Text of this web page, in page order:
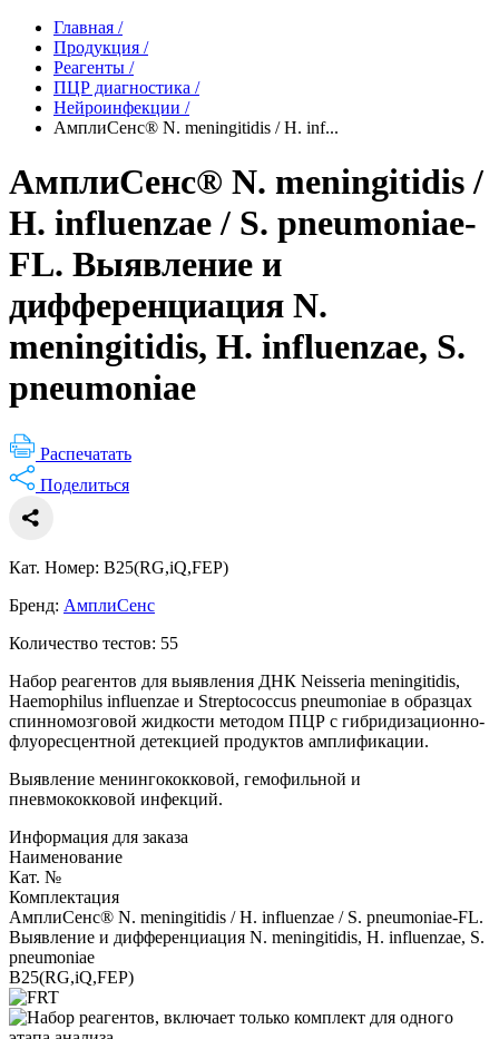
Главная /
Продукция /
Реагенты /
ПЦР диагностика /
Нейроинфекции /
АмплиСенс® N. meningitidis / H. inf...
АмплиСенс® N. meningitidis /
H. influenzae / S. pneumoniae-
FL. Выявление и
дифференциация N.
meningitidis, H. influenzae, S.
pneumoniae
Распечатать
Поделиться
Кат. Номер: B25(RG,iQ,FEP)
Бренд: АмплиСенс
Количество тестов: 55
Набор реагентов для выявления ДНК Neisseria meningitidis,
Haemophilus influenzae и Streptococcus pneumoniae в образцах
спинномозговой жидкости методом ПЦР с гибридизационно-
флуоресцентной детекцией продуктов амплификации.
Выявление менингококковой, гемофильной и
пневмококковой инфекций.
Информация для заказа
Наименование
Кат. №
Комплектация
АмплиСенс® N. meningitidis / H. influenzae / S. pneumoniae-FL.
Выявление и дифференциация N. meningitidis, H. influenzae, S.
pneumoniae
B25(RG,iQ,FEP)